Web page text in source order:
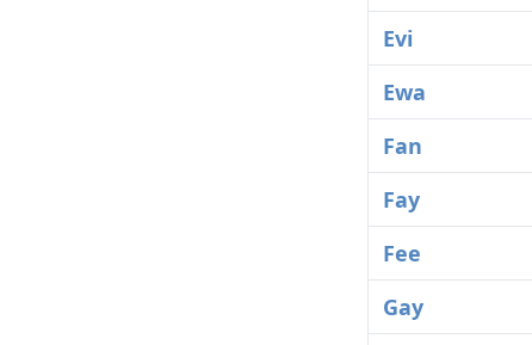
Evi
Ewa
Fan
Fay
Fee
Gay